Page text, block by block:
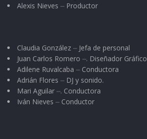
Alexis Nieves ⏤ Productor
Claudia González ⏤ Jefa de personal
Juan Carlos Romero ⏤. Diseñador Gráfico
Adilene Ruvalcaba ⏤ Conductora
Adrián Flores ⏤ DJ y sonido.
Mari Aguilar ⏤. Conductora
Iván Nieves ⏤ Conductor